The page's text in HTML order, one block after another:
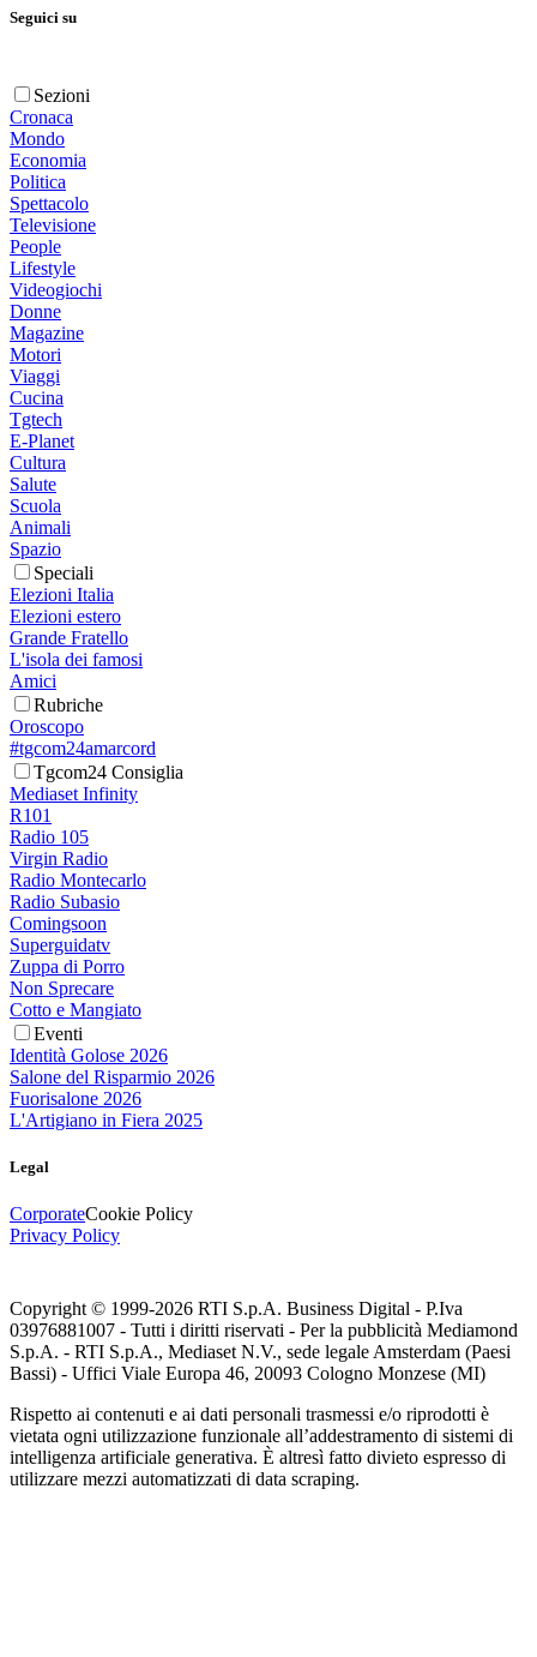
Seguici su
Sezioni
Cronaca
Mondo
Economia
Politica
Spettacolo
Televisione
People
Lifestyle
Videogiochi
Donne
Magazine
Motori
Viaggi
Cucina
Tgtech
E-Planet
Cultura
Salute
Scuola
Animali
Spazio
Speciali
Elezioni Italia
Elezioni estero
Grande Fratello
L'isola dei famosi
Amici
Rubriche
Oroscopo
#tgcom24amarcord
Tgcom24 Consiglia
Mediaset Infinity
R101
Radio 105
Virgin Radio
Radio Montecarlo
Radio Subasio
Comingsoon
Superguidatv
Zuppa di Porro
Non Sprecare
Cotto e Mangiato
Eventi
Identità Golose 2026
Salone del Risparmio 2026
Fuorisalone 2026
L'Artigiano in Fiera 2025
Legal
CorporateCookie Policy
Privacy Policy
Copyright © 1999-2026 RTI S.p.A. Business Digital - P.Iva
03976881007 - Tutti i diritti riservati - Per la pubblicità Mediamond
S.p.A. - RTI S.p.A., Mediaset N.V., sede legale Amsterdam (Paesi
Bassi) - Uffici Viale Europa 46, 20093 Cologno Monzese (MI)
Rispetto ai contenuti e ai dati personali trasmessi e/o riprodotti è
vietata ogni utilizzazione funzionale all’addestramento di sistemi di
intelligenza artificiale generativa. È altresì fatto divieto espresso di
utilizzare mezzi automatizzati di data scraping.